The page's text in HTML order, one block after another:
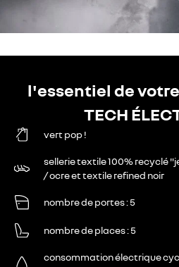
l'essentiel de votre
TECH
vert pop !
sellerie textile 100% recyclé
/ ocre et textile refined noir
nombre de portes 5
nombre de places 5
consommation électrique